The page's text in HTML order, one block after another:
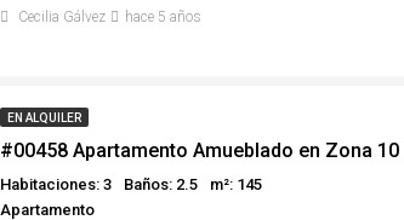
Cecilia Gálvez hace 5 años
EN ALQUILER
#00458 Apartamento Amueblado en Zona 10
Habitaciones: 3 Baños: 2.5
m²: 145
Apartamento